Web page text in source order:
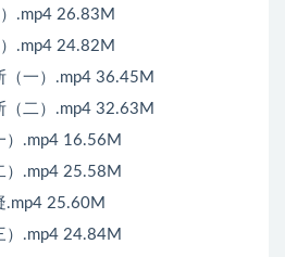
.mp4 26.83M
.mp4 24.82M
（一）.mp4 36.45M
（二）.mp4 32.63M
）.mp4 16.56M
）.mp4 25.58M
.mp4 25.60M
）.mp4 24.84M